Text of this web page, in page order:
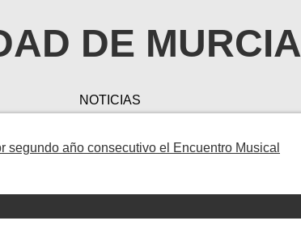
DE MURCIA
NOTICIAS
segundo año consecutivo el Encuentro Musical